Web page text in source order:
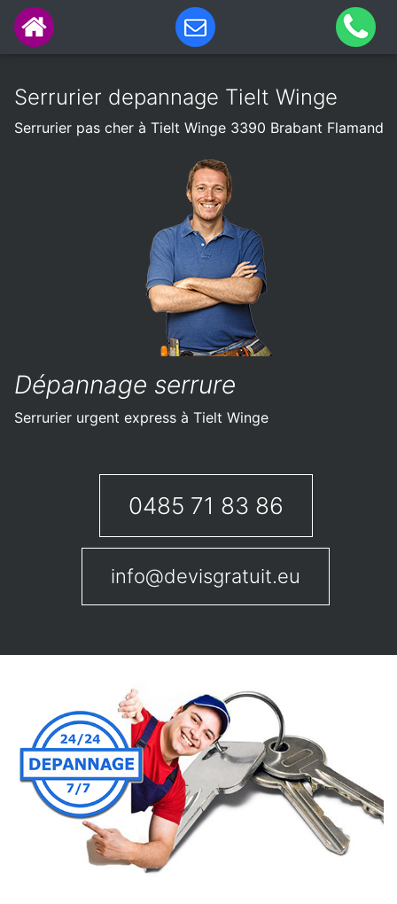
Serrurier depannage Tielt Winge
Serrurier pas cher à Tielt Winge 3390 Brabant Flamand
Dépannage serrure
Serrurier urgent express à Tielt Winge
0485 71 83 86
info@devisgratuit.eu